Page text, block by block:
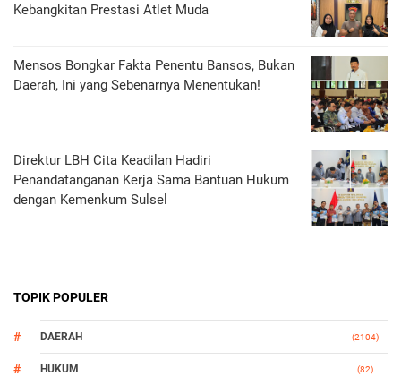
Kebangkitan Prestasi Atlet Muda
Mensos Bongkar Fakta Penentu Bansos, Bukan
Daerah, Ini yang Sebenarnya Menentukan!
Direktur LBH Cita Keadilan Hadiri
Penandatanganan Kerja Sama Bantuan Hukum
dengan Kemenkum Sulsel
TOPIK POPULER
DAERAH (2104)
HUKUM (82)